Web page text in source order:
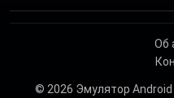
Об
© 2026 Эмулятор